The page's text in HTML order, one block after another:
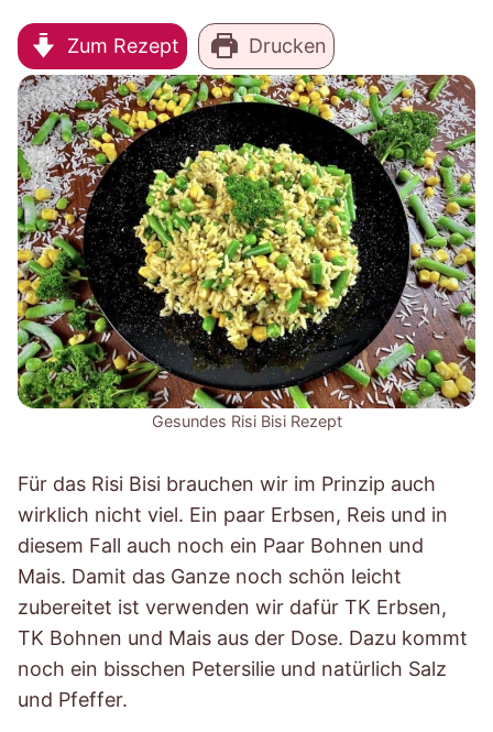
Zum Rezept Drucken
Gesundes Risi Bisi Rezept
Für das Risi Bisi brauchen wir im Prinzip auch
wirklich nicht viel. Ein paar Erbsen, Reis und in
diesem Fall auch noch ein Paar Bohnen und
Mais. Damit das Ganze noch schön leicht
zubereitet ist verwenden wir dafür TK Erbsen,
TK Bohnen und Mais aus der Dose. Dazu kommt
noch ein bisschen Petersilie und natürlich Salz
und Pfeffer.